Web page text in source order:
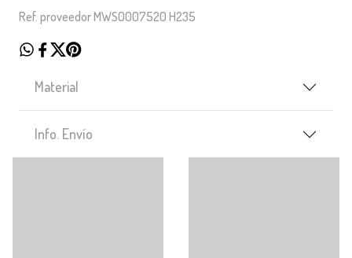
Ref. proveedor MWS0007520 H235
Material
Info. Envío